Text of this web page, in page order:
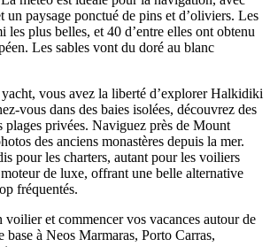
un paysage ponctué de pins et d’oliviers. Les
les plus belles, et 40 d’entre elles ont obtenu
Les sables vont du doré au blanc
vous avez la liberté d’explorer Halkidiki
vous dans des baies isolées, découvrez des
plages privées. Naviguez près de Mount
des anciens monastères depuis la mer.
pour les charters, autant pour les voiliers
de luxe, offrant une belle alternative
fréquentés.
et commencer vos vacances autour de
à Neos Marmaras, Porto Carras,